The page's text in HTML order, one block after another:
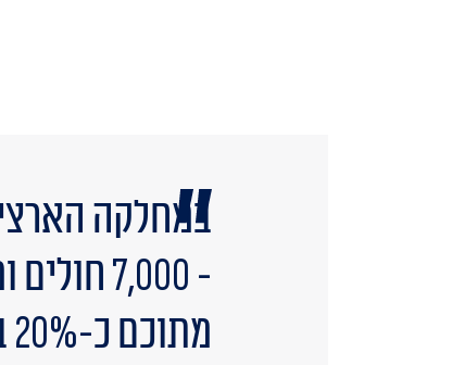
במחלקה